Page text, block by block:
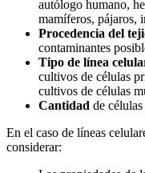
autólogo humano,
mamíferos, pájaros,
Procedencia del
contaminantes
Tipo de línea
cultivos de células
cultivos de células
Cantidad de
En el caso de líneas
considerar: